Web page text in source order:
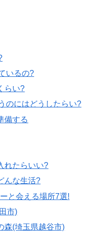
いるの?
らい?
のにはどうしたらい?
備する
れたらいい?
んな生活?
と会える場所7選!
市)
森(埼玉県越谷市)